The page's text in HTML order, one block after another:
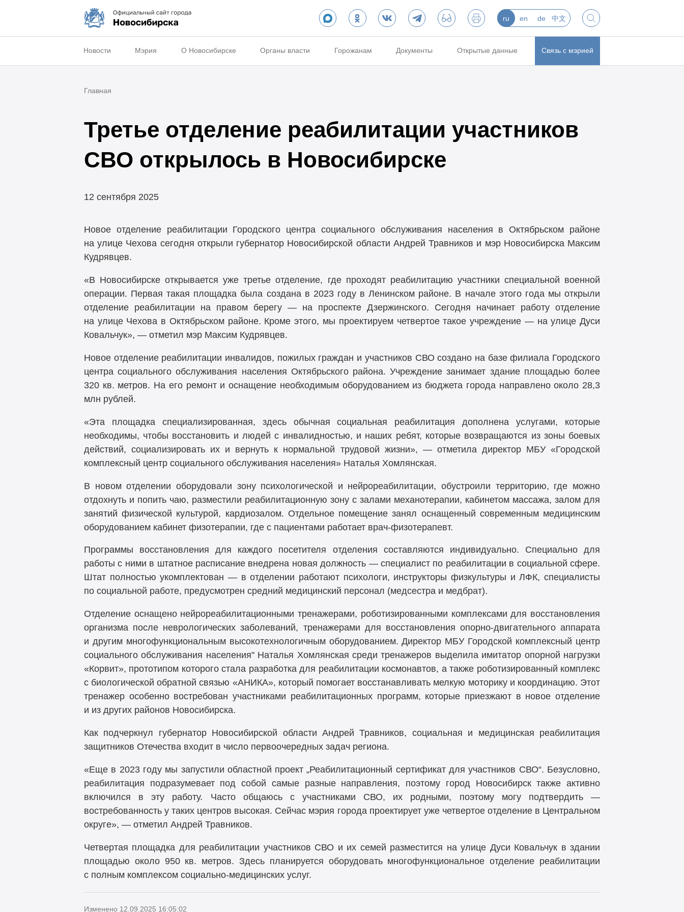
ru en de 中文
Новости Мэрия О Новосибирске Органы власти Горожанам Документы Открытые данные Связь с мэрией
Главная
Третье отделение реабилитации участников
СВО открылось в Новосибирске
12 сентября 2025
Новое отделение реабилитации Городского центра социального обслуживания населения в Октябрьском районе
на улице Чехова сегодня открыли губернатор Новосибирской области Андрей Травников и мэр Новосибирска Максим
Кудрявцев.
«В Новосибирске открывается уже третье отделение, где проходят реабилитацию участники специальной военной
операции. Первая такая площадка была создана в 2023 году в Ленинском районе. В начале этого года мы открыли
отделение реабилитации на правом берегу — на проспекте Дзержинского. Сегодня начинает работу отделение
на улице Чехова в Октябрьском районе. Кроме этого, мы проектируем четвертое такое учреждение — на улице Дуси
Ковальчук», — отметил мэр Максим Кудрявцев.
Новое отделение реабилитации инвалидов, пожилых граждан и участников СВО создано на базе филиала Городского
центра социального обслуживания населения Октябрьского района. Учреждение занимает здание площадью более
320 кв. метров. На его ремонт и оснащение необходимым оборудованием из бюджета города направлено около 28,3
млн рублей.
«Эта площадка специализированная, здесь обычная социальная реабилитация дополнена услугами, которые
необходимы, чтобы восстановить и людей с инвалидностью, и наших ребят, которые возвращаются из зоны боевых
действий, социализировать их и вернуть к нормальной трудовой жизни», — отметила директор МБУ «Городской
комплексный центр социального обслуживания населения» Наталья Хомлянская.
В новом отделении оборудовали зону психологической и нейрореабилитации, обустроили территорию, где можно
отдохнуть и попить чаю, разместили реабилитационную зону с залами механотерапии, кабинетом массажа, залом для
занятий физической культурой, кардиозалом. Отдельное помещение занял оснащенный современным медицинским
оборудованием кабинет физотерапии, где с пациентами работает врач-физотерапевт.
Программы восстановления для каждого посетителя отделения составляются индивидуально. Специально для
работы с ними в штатное расписание внедрена новая должность — специалист по реабилитации в социальной сфере.
Штат полностью укомплектован — в отделении работают психологи, инструкторы физкультуры и ЛФК, специалисты
по социальной работе, предусмотрен средний медицинский персонал (медсестра и медбрат).
Отделение оснащено нейрореабилитационными тренажерами, роботизированными комплексами для восстановления
организма после неврологических заболеваний, тренажерами для восстановления опорно-двигательного аппарата
и другим многофункциональным высокотехнологичным оборудованием. Директор МБУ Городской комплексный центр
социального обслуживания населения" Наталья Хомлянская среди тренажеров выделила имитатор опорной нагрузки
«Корвит», прототипом которого стала разработка для реабилитации космонавтов, а также роботизированный комплекс
с биологической обратной связью «АНИКА», который помогает восстанавливать мелкую моторику и координацию. Этот
тренажер особенно востребован участниками реабилитационных программ, которые приезжают в новое отделение
и из других районов Новосибирска.
Как подчеркнул губернатор Новосибирской области Андрей Травников, социальная и медицинская реабилитация
защитников Отечества входит в число первоочередных задач региона.
«Еще в 2023 году мы запустили областной проект „Реабилитационный сертификат для участников СВО“. Безусловно,
реабилитация подразумевает под собой самые разные направления, поэтому город Новосибирск также активно
включился в эту работу. Часто общаюсь с участниками СВО, их родными, поэтому могу подтвердить —
востребованность у таких центров высокая. Сейчас мэрия города проектирует уже четвертое отделение в Центральном
округе», — отметил Андрей Травников.
Четвертая площадка для реабилитации участников СВО и их семей разместится на улице Дуси Ковальчук в здании
площадью около 950 кв. метров. Здесь планируется оборудовать многофункциональное отделение реабилитации
с полным комплексом социально-медицинских услуг.
Изменено 12.09.2025 16:05:02